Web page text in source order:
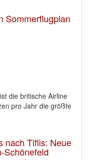
Sommerflugplan
die britische Airline
pro Jahr die größte
nach Tiflis: Neue
Schönefeld